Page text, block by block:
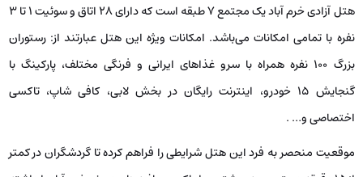
هتل آزادی خرم آباد یک مجتمع ۷ طبقه است که دارای ۲۸ اتاق و سوئیت ۱ تا ۳
نفره با تمامی امکانات می‌باشد. امکانات ویژه این هتل عبارتند از: رستوران
بزرگ ۱۰۰ نفره همراه با سرو غذاهای ایرانی و فرنگی مختلف، پارکینگ با
گنجایش ۱۵ خودرو، اینترنت رایگان در بخش لابی، کافی شاپ، تاکسی
اختصاصی و… .
موقعیت منحصر به فرد این هتل شرایطی را فراهم کرده تا گردشگران در کمتر